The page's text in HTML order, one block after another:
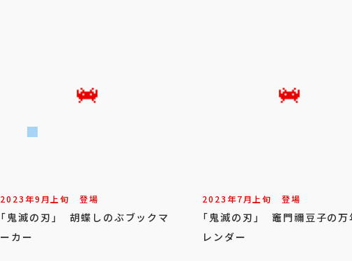
2023年9月上旬 登場
「鬼滅の刃」 胡蝶しのぶブックマ
ーカー
2023年7月上旬 登場
「鬼滅の刃」 竈門禰豆子の万
レンダー